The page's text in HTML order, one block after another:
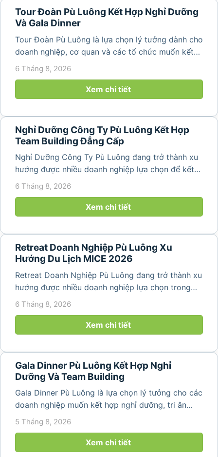
Tour Đoàn Pù Luông Kết Hợp Nghỉ Dưỡng
Và Gala Dinner
Tour Đoàn Pù Luông là lựa chọn lý tưởng dành cho
doanh nghiệp, cơ quan và các tổ chức muốn kết
hợp nghỉ dưỡng, tham quan và tổ chức các hoạt
động gắn kết tập thể. Với cảnh quan thiên nhiên
nguyên sơ, không khí...
6 Tháng 8, 2026
Xem chi tiết
Nghỉ Dưỡng Công Ty Pù Luông Kết Hợp
Team Building Đẳng Cấp
Nghỉ Dưỡng Công Ty Pù Luông đang trở thành xu
hướng được nhiều doanh nghiệp lựa chọn để kết
hợp giữa nghỉ ngơi, tái tạo năng lượng và xây
lịch đơn thuần, nhiều công ty...
6 Tháng 8, 2026
Xem chi tiết
Retreat Doanh Nghiệp Pù Luông Xu
Hướng Du Lịch MICE 2026
Retreat Doanh Nghiệp Pù Luông đang trở thành xu
hướng được nhiều doanh nghiệp lựa chọn trong
năm 2026 khi nhu cầu kết hợp nghỉ dưỡng, hội
họp và gắn kết đội ngũ ngày càng tăng. Không chỉ
mang đến khoảng thời gian thư giãn...
6 Tháng 8, 2026
Xem chi tiết
Gala Dinner Pù Luông Kết Hợp Nghỉ
Dưỡng Và Team Building
Gala Dinner Pù Luông là lựa chọn lý tưởng cho các
doanh nghiệp muốn kết hợp nghỉ dưỡng, tri ân
nhân viên và xây dựng tinh thần đồng đội trong
núi rừng hùng vĩ, không khí...
5 Tháng 8, 2026
Xem chi tiết